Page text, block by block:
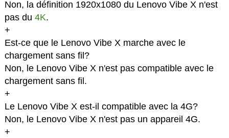
Non, la définition 1920x1080 du Lenovo Vibe X n'est
pas du 4K.
+
Est-ce que le Lenovo Vibe X marche avec le
chargement sans fil?
Non, le Lenovo Vibe X n'est pas compatible avec le
chargement sans fil.
+
Le Lenovo Vibe X est-il compatible avec la 4G?
Non, le Lenovo Vibe X n'est pas un appareil 4G.
+